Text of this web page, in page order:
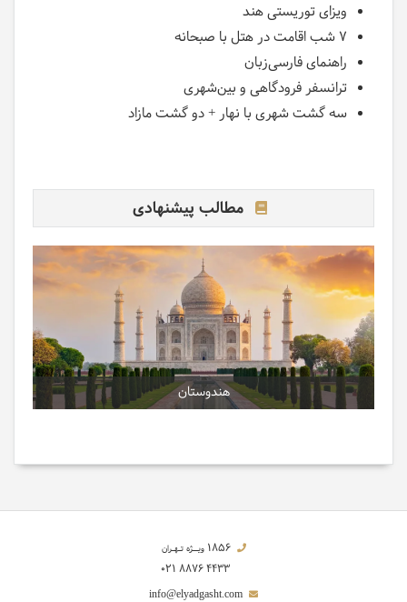
ویزای توریستی هند
۷ شب اقامت در هتل با صبحانه
راهنمای فارسی‌زبان
ترانسفر فرودگاهی و بین‌شهری
سه گشت شهری با نهار + دو گشت مازاد
مطالب پیشنهادی
هندوستان
ویــژه تـهـران1856
021 8876 4433